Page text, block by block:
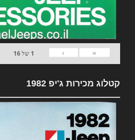
«
‹
1 של16
קטלוג מכירות ג'יפ 1982